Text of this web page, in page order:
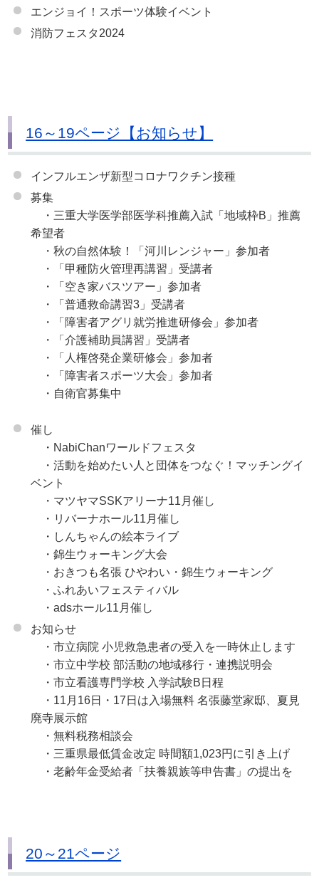
エンジョイ！スポーツ体験イベント
消防フェスタ2024
16～19ページ【お知らせ】
インフルエンザ新型コロナワクチン接種
募集
・三重大学医学部医学科推薦入試「地域枠B」推薦
希望者
・秋の自然体験！「河川レンジャー」参加者
・「甲種防火管理再講習」受講者
・「空き家バスツアー」参加者
・「普通救命講習3」受講者
・「障害者アグリ就労推進研修会」参加者
・「介護補助員講習」受講者
・「人権啓発企業研修会」参加者
・「障害者スポーツ大会」参加者
・自衛官募集中
催し
・NabiChanワールドフェスタ
・活動を始めたい人と団体をつなぐ！マッチングイ
ベント
・マツヤマSSKアリーナ11月催し
・リバーナホール11月催し
・しんちゃんの絵本ライブ
・錦生ウォーキング大会
・おきつも名張 ひやわい・錦生ウォーキング
・ふれあいフェスティバル
・adsホール11月催し
お知らせ
・市立病院 小児救急患者の受入を一時休止します
・市立中学校 部活動の地域移行・連携説明会
・市立看護専門学校 入学試験B日程
・11月16日・17日は入場無料 名張藤堂家邸、夏見
廃寺展示館
・無料税務相談会
・三重県最低賃金改定 時間額1,023円に引き上げ
・老齢年金受給者「扶養親族等申告書」の提出を
20～21ページ